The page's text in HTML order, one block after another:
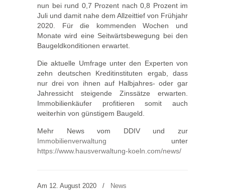
nun bei rund 0,7 Prozent nach 0,8 Prozent im
Juli und damit nahe dem Allzeittief von Frühjahr
2020. Für die kommenden Wochen und
Monate wird eine Seitwärtsbewegung bei den
Baugeldkonditionen erwartet.
Die aktuelle Umfrage unter den Experten von
zehn deutschen Kreditinstituten ergab, dass
nur drei von ihnen auf Halbjahres- oder gar
Jahressicht steigende Zinssätze erwarten.
Immobilienkäufer profitieren somit auch
weiterhin von günstigem Baugeld.
Mehr News vom DDIV und zur
Immobilienverwaltung unter
https://www.hausverwaltung-koeln.com/news/
Am 12. August 2020 / News